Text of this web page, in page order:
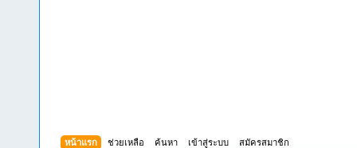
หน้าแรก ช่วยเหลือ ค้นหา เข้าสู่ระบบ สมัครสมาชิก